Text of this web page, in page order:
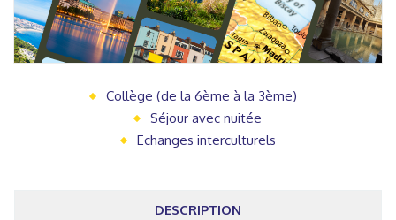
Collège (de la 6ème à la 3ème)
Séjour avec nuitée
Echanges interculturels
DESCRIPTION